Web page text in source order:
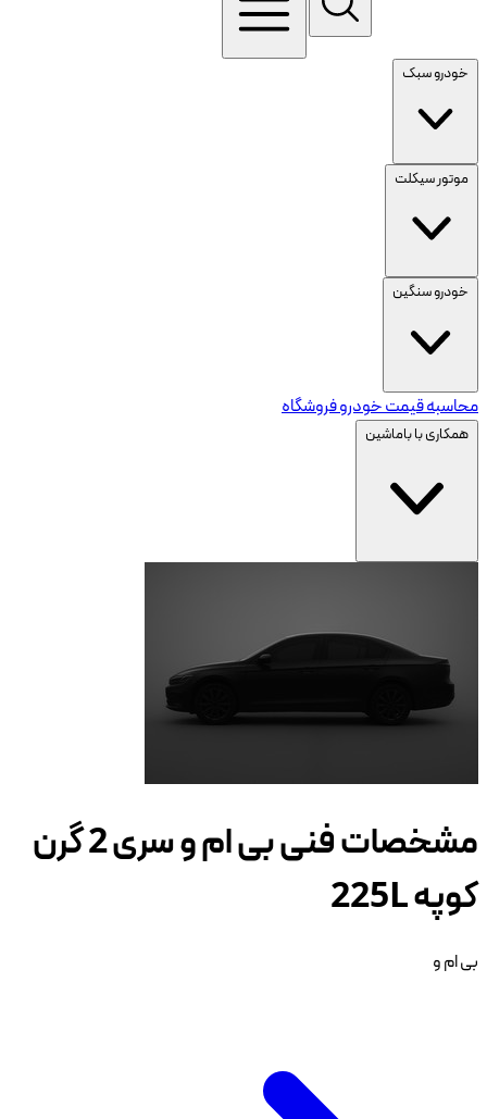
خودرو سبک
موتور سیکلت
خودرو سنگین
محاسبه قیمت خودروفروشگاه
همکاری با باماشین
مشخصات فنی بی ام و سری 2 گرن
کوپه 225L
بی ام و